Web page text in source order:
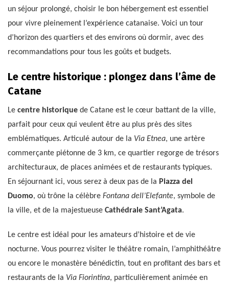
un séjour prolongé, choisir le bon hébergement est essentiel
pour vivre pleinement l’expérience catanaise. Voici un tour
d’horizon des quartiers et des environs où dormir, avec des
recommandations pour tous les goûts et budgets.
Le centre historique : plongez dans l’âme de
Catane
Le centre historique de Catane est le cœur battant de la ville,
parfait pour ceux qui veulent être au plus près des sites
emblématiques. Articulé autour de la Via Etnea, une artère
commerçante piétonne de 3 km, ce quartier regorge de trésors
architecturaux, de places animées et de restaurants typiques.
En séjournant ici, vous serez à deux pas de la Piazza del
Duomo, où trône la célèbre Fontana dell’Elefante, symbole de
la ville, et de la majestueuse Cathédrale Sant’Agata.
Le centre est idéal pour les amateurs d’histoire et de vie
nocturne. Vous pourrez visiter le théâtre romain, l’amphithéâtre
ou encore le monastère bénédictin, tout en profitant des bars et
restaurants de la Via Fiorintina, particulièrement animée en